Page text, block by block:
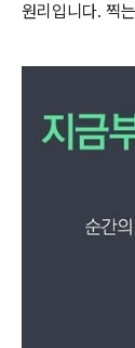
원리입니다. 찍